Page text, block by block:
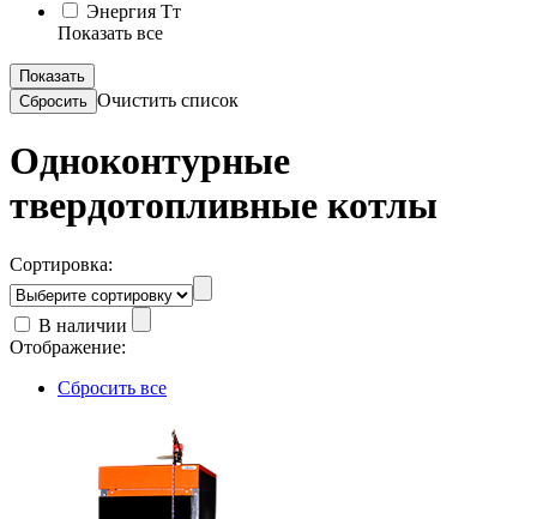
Энергия Тт
Показать все
Очистить список
Одноконтурные
твердотопливные котлы
Сортировка:
В наличии
Отображение:
Сбросить все